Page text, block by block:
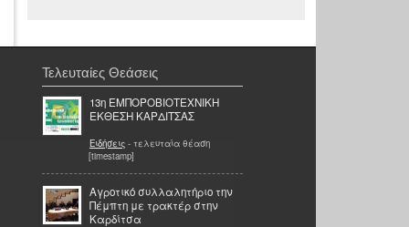
Τελευταίες Θεάσεις
13η ΕΜΠΟΡΟΒΙΟΤΕΧΝΙΚΗ
ΕΚΘΕΣΗ ΚΑΡΔΙΤΣΑΣ
Ειδήσεις - τελευταία θέαση
[timestamp]
Αγροτικό συλλαλητήριο την
Πέμπτη με τρακτέρ στην
Καρδίτσα